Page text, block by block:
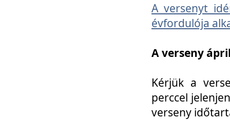
A versenyt
évfordulója
A verseny
Kérjük a
perccel
verseny